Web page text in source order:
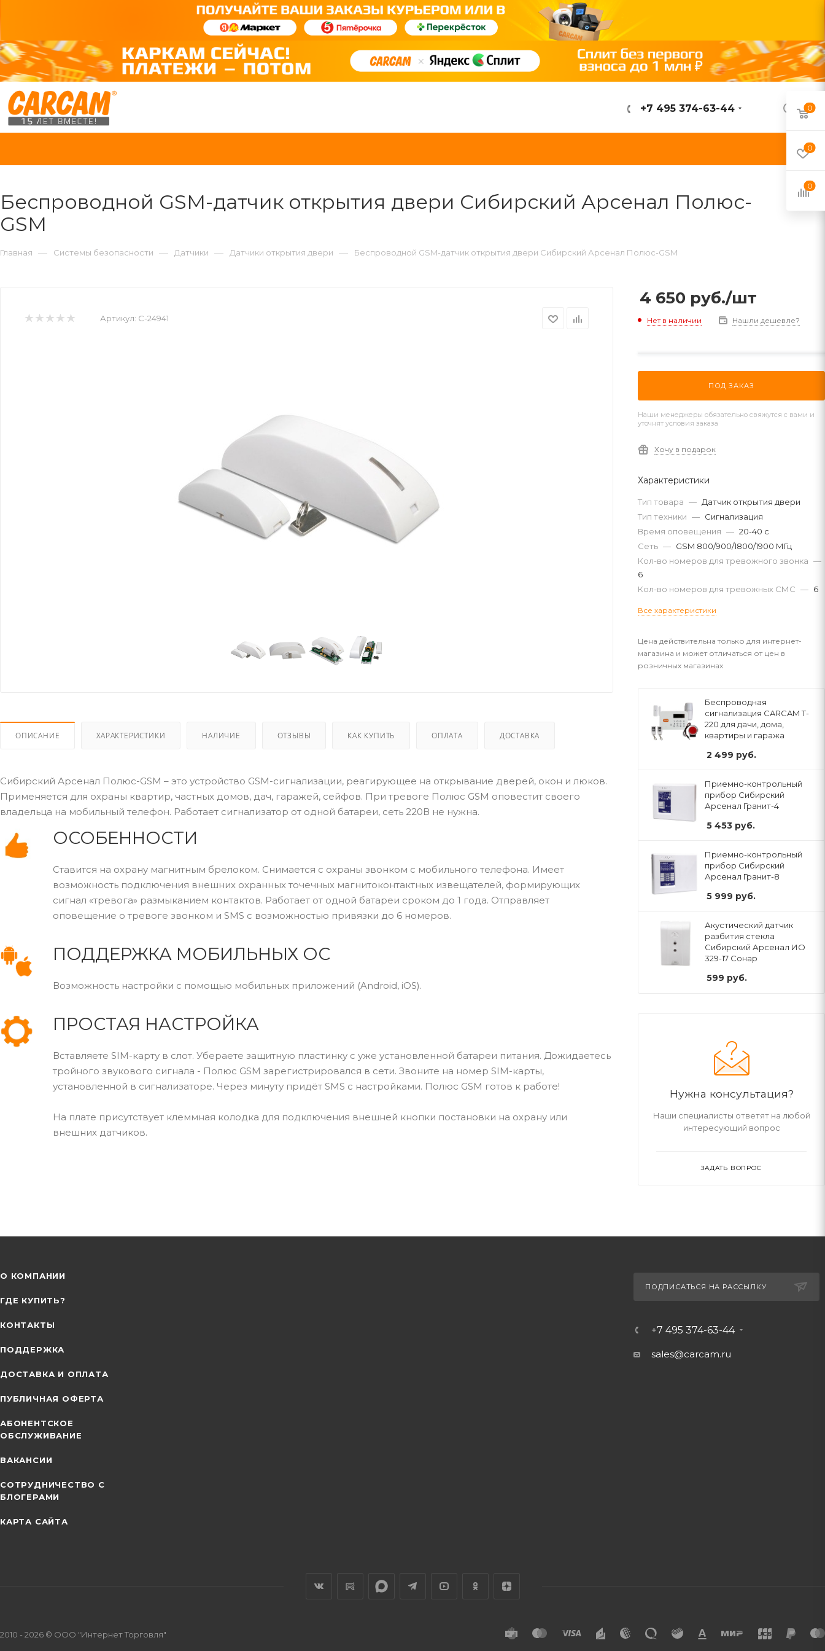
ВОЙТИ
+7 495 374-63-44
Беспроводной GSM-датчик открытия двери Сибирский Арсенал Полюс-
GSM
Главная — Системы безопасности — Датчики — Датчики открытия двери — Беспроводной GSM-датчик открытия двери Сибирский Арсенал Полюс-GSM
Артикул: C-24941
ОПИСАНИЕ ХАРАКТЕРИСТИКИ НАЛИЧИЕ ОТЗЫВЫ КАК КУПИТЬ ОПЛАТА ДОСТАВКА
Сибирский Арсенал Полюс-GSM – это устройство GSM-сигнализации, реагирующее на открывание дверей, окон и люков.
Применяется для охраны квартир, частных домов, дач, гаражей, сейфов. При тревоге Полюс GSM оповестит своего
владельца на мобильный телефон. Работает сигнализатор от одной батареи, сеть 220В не нужна.
ОСОБЕННОСТИ
Ставится на охрану магнитным брелоком. Снимается с охраны звонком c мобильного телефона. Имеет
возможность подключения внешних охранных точечных магнитоконтактных извещателей, формирующих
сигнал «тревога» размыканием контактов. Работает от одной батареи сроком до 1 года. Отправляет
оповещение о тревоге звонком и SMS с возможностью привязки до 6 номеров.
ПОДДЕРЖКА МОБИЛЬНЫХ ОС
Возможность настройки с помощью мобильных приложений (Android, iOS).
ПРОСТАЯ НАСТРОЙКА
Вставляете SIM-карту в слот. Убераете защитную пластинку с уже установленной батареи питания. Дожидаетесь
тройного звукового сигнала - Полюс GSM зарегистрировался в сети. Звоните на номер SIM-карты,
установленной в сигнализаторе. Через минуту придёт SMS с настройками. Полюс GSM готов к работе!
На плате присутствует клеммная колодка для подключения внешней кнопки постановки на охрану или
внешних датчиков.
4 650 руб./шт
Нет в наличии Нашли дешевле?
ПОД ЗАКАЗ
Наши менеджеры обязательно свяжутся с вами и
уточнят условия заказа
Хочу в подарок
Характеристики
Тип товара — Датчик открытия двери
Тип техники — Сигнализация
Время оповещения — 20-40 с
Сеть — GSM 800/900/1800/1900 МГц
Кол-во номеров для тревожного звонка —
6
Кол-во номеров для тревожных СМС — 6
Все характеристики
Цена действительна только для интернет-
магазина и может отличаться от цен в
розничных магазинах
Беспроводная
сигнализация CARCAM T-
220 для дачи, дома,
квартиры и гаража
2 499 руб.
Приемно-контрольный
прибор Сибирский
Арсенал Гранит-4
5 453 руб.
Приемно-контрольный
прибор Сибирский
Арсенал Гранит-8
5 999 руб.
Акустический датчик
разбития стекла
Сибирский Арсенал ИО
329-17 Сонар
599 руб.
Нужна консультация?
Наши специалисты ответят на любой
интересующий вопрос
ЗАДАТЬ ВОПРОС
О КОМПАНИИ
ГДЕ КУПИТЬ?
КОНТАКТЫ
ПОДДЕРЖКА
ДОСТАВКА И ОПЛАТА
ПУБЛИЧНАЯ ОФЕРТА
АБОНЕНТСКОЕ
ОБСЛУЖИВАНИЕ
ВАКАНСИИ
СОТРУДНИЧЕСТВО С
БЛОГЕРАМИ
КАРТА САЙТА
ПОДПИСАТЬСЯ НА РАССЫЛКУ
+7 495 374-63-44
sales@carcam.ru
2010 - 2026 © ООО "Интернет Торговля"
0
0
0